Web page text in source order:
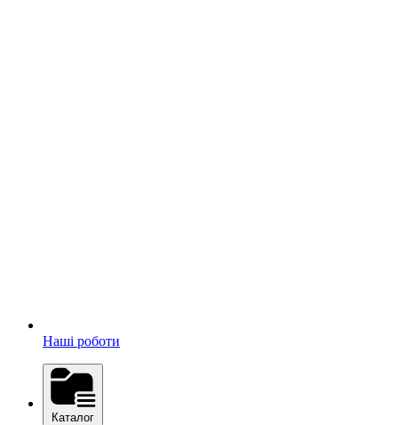
Наші роботи
Каталог